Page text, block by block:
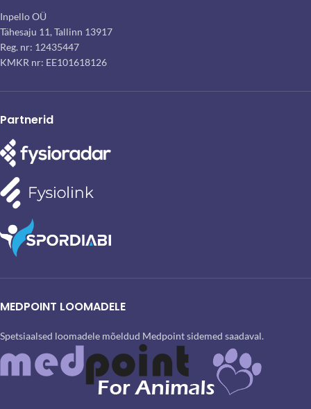
Inpello OÜ
Tähesaju 11, Tallinn 13917
Reg. nr: 12435447
KMKR nr: EE101618126
Partnerid
MEDPOINT LOOMADELE
Spetsiaalsed loomadele mõeldud Medpoint sidemed saadaval.